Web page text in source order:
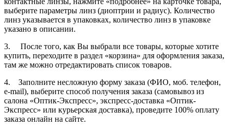
выберите параметры линз (диоптрии и радиус). Количество
линз указывается в упаковках, количество линз в упаковке
указано в описании.
3. После того, как Вы выбрали все товары, которые хотите
купить, переходите в раздел «корзина» для оформления заказа,
там же можно отредактировать список товаров.
4. Заполните несложную форму заказа (ФИО, моб. телефон,
e-mail), выберите способ получения заказа (самовывоз из
салона «Оптик-Экспресс», экспресс-доставка «Оптик-
Экспресс» или курьерская доставка), проведите 100% оплату
заказа онлайн на сайте.